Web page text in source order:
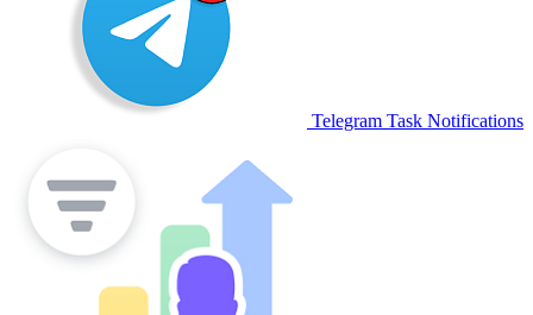
Telegram Task Notifications